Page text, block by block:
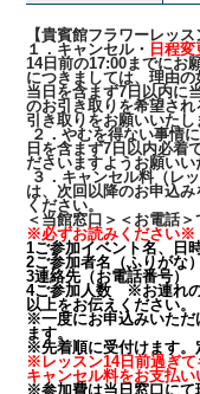
【貴賓館フラワーレッ
１．キャンセル・ 日程変
14日前の17:00までにお
につきましては、理由
当日を含まず7日以内に
のお引き取りを希望さ
引き取りをお願いいたし
２．やむを得ない事情
日を含まず7日以内必着
ださいますようお願いい
３．キャンセル料（レ
は、次回以降のお申込
ください。
＜当館窓口＞＜お電話
※必ずお読みください※
1ご参加イベント名、日
2ご参加者名（ふりがな）
3連絡先（お電話番号）
4ご参加人数 ※お連れの
以上をお伝えください。
※一度にお申込みいただ
ます。
※先着順に受付けます。
※レッスン14日前過ぎて
キャンセル料をお支払い
※参加費は当日窓口にて